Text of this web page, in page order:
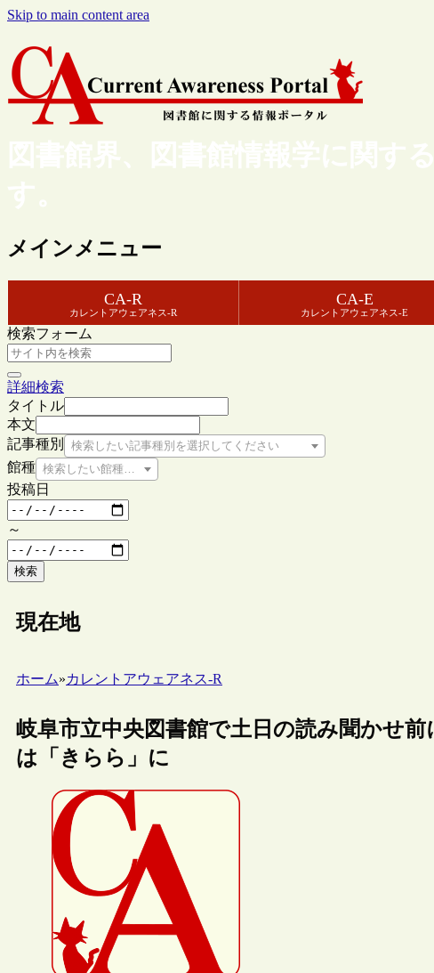
Skip to main content area
図書館界、図書館情報学に関す
す。
メインメニュー
CA-R
カレントアウェアネス-R
CA-E
カレントアウェアネス-E
検索フォーム
詳細検索
タイトル
本文
記事種別
検索したい記事種別を選択してください
館種 検索したい館種を選択してください
投稿日
～
検索
現在地
ホーム»カレントアウェアネス-R
岐阜市立中央図書館で土日の読み聞かせ
は「きらら」に